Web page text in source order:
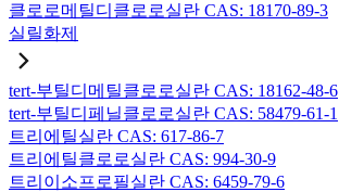
클로로메틸디클로로실란 CAS: 18170-89-3
실릴화제
tert-부틸디메틸클로로실란 CAS: 18162-48-6
tert-부틸디페닐클로로실란 CAS: 58479-61-1
트리에틸실란 CAS: 617-86-7
트리에틸클로로실란 CAS: 994-30-9
트리이소프로필실란 CAS: 6459-79-6